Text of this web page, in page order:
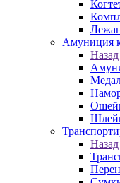
Амуниция
Назад
Назад